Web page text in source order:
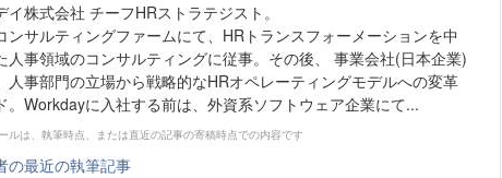
イ株式会社 チーフHRストラテジスト。
ンサルティングファームにて、HRトランスフォーメーションを中
人事領域のコンサルティングに従事。その後、 事業会社(日本企業)
人事部門の立場から戦略的なHRオペレーティングモデルへの変革
。Workdayに入社する前は、外資系ソフトウェア企業にて...
ルは、執筆時点、または直近の記事の寄稿時点での内容です
の最近の執筆記事